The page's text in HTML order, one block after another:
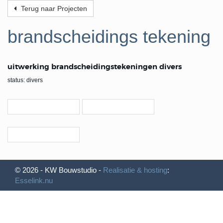
Terug naar Projecten
brandscheidings tekening
uitwerking brandscheidingstekeningen divers
status: divers
© 2026 - KW Bouwstudio - Realisatie & hosting:
Esselink.nu